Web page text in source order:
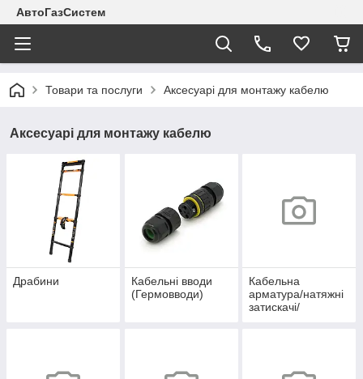
АвтоГазСистем
Товари та послуги Аксесуарі для монтажу кабелю
Аксесуарі для монтажу кабелю
Драбини
Кабельні вводи
(Гермовводи)
Кабельна
арматура/натяжні
затискачі/